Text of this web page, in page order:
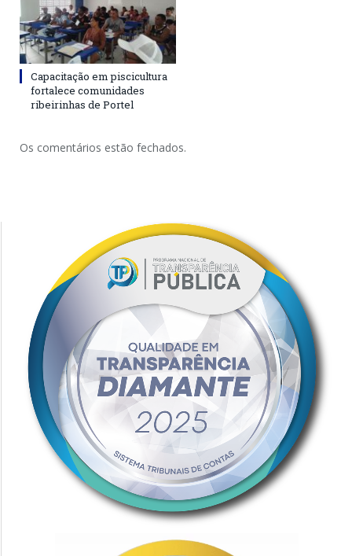
Capacitação em piscicultura
fortalece comunidades
ribeirinhas de Portel
Os comentários estão fechados.